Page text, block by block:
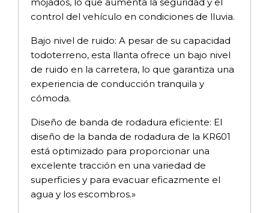
control del vehículo en condiciones de lluvia.
Bajo nivel de ruido: A pesar de su capacidad
todoterreno, esta llanta ofrece un bajo nivel
de ruido en la carretera, lo que garantiza una
experiencia de conducción tranquila y
cómoda.
Diseño de banda de rodadura eficiente: El
diseño de la banda de rodadura de la KR601
está optimizado para proporcionar una
excelente tracción en una variedad de
superficies y para evacuar eficazmente el
agua y los escombros.»